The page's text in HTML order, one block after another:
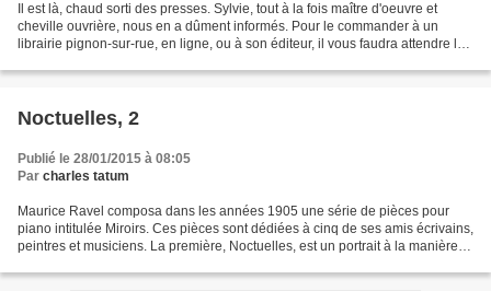
Il est là, chaud sorti des presses. Sylvie, tout à la fois maître d'oeuvre et
cheville ouvrière, nous en a dûment informés. Pour le commander à un
librairie pignon-sur-rue, en ligne, ou à son éditeur, il vous faudra attendre la
Noctuelles, 2
Publié le 28/01/2015 à 08:05
Par charles tatum
Maurice Ravel composa dans les années 1905 une série de pièces pour
piano intitulée Miroirs. Ces pièces sont dédiées à cinq de ses amis écrivains,
peintres et musiciens. La première, Noctuelles, est un portrait à la manière